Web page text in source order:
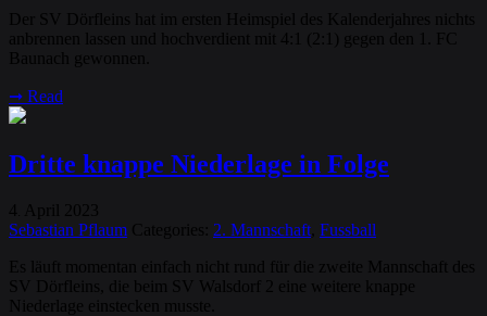
Der SV Dörfleins hat im ersten Heimspiel des Kalenderjahres nichts
anbrennen lassen und hochverdient mit 4:1 (2:1) gegen den 1. FC
Baunach gewonnen.
➞ Read
Dritte knappe Niederlage in Folge
4 April
2023
Sebastian Pflaum Categories: 2. Mannschaft Fussball
Es läuft momentan einfach nicht rund für die zweite Mannschaft des
SV Dörfleins, die beim SV Walsdorf 2 eine weitere knappe
Niederlage einstecken musste.